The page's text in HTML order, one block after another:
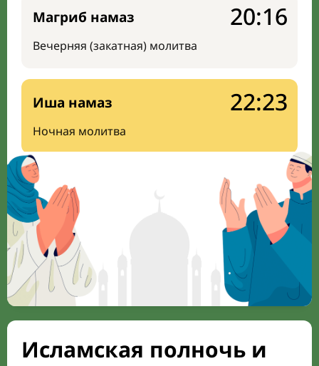
Магриб намаз
Вечерняя (закатная) молитва
20:16
Иша намаз
Ночная молитва
22:23
Исламская полночь и